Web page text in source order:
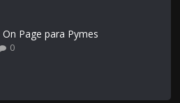
On Page para Pymes
0